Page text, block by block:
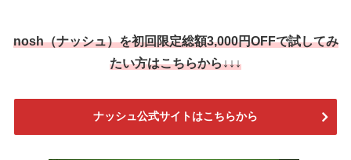
nosh（ナッシュ）を初回限定総額3,000円OFFで試してみ
たい方はこちらから↓↓↓
ナッシュ公式サイトはこちらから